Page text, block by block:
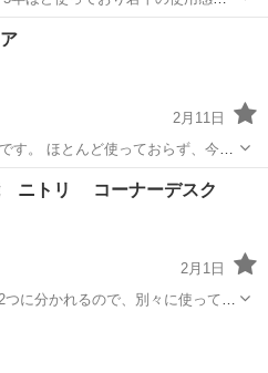
きたいです。
フィス用家具
2月11日
す。 ほとんど使っておらず、今年
す。 車でご自宅までの
ィス用家具 引き
ニトリ コーナーデスク
2月1日
つに分かれるので、別々に使って